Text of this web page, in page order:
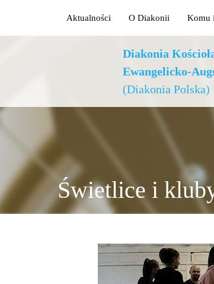
Aktualności O Diakonii Komu
Diakonia
Ewangelicko-
(Diakonia Polska)
Świetlice i